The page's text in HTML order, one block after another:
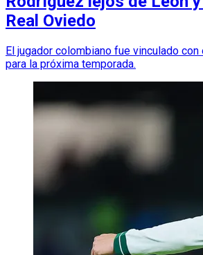
Real Oviedo
El jugador colombiano fue vinculado
para la próxima temporada.